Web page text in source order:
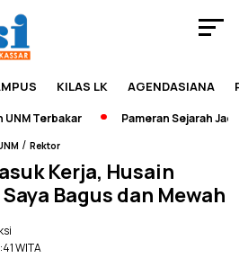
KILAS LK AGENDASIANA
Terbakar Pameran Sejarah Jadi
/ Rektor
Kerja, Husain
Bagus dan Mewah
WITA